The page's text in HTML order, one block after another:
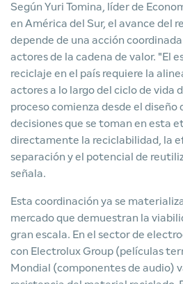
Según Yuri Tomina, líder de
en América del Sur, el avance del
depende de una acción
actores de la cadena de valor. "El
reciclaje en el país requiere la
actores a lo largo del ciclo de vida
proceso comienza desde el diseño
decisiones que se toman en esta
directamente la reciclabilidad, la
separación y el potencial de
señala.
Esta coordinación ya se
mercado que demuestran la
gran escala. En el sector de
con Electrolux Group (películas
Mondial (componentes de audio)